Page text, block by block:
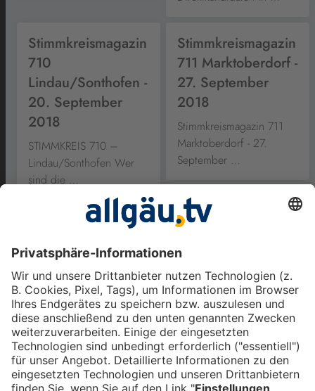
Stimmkreismagazin
710
Lindau/Sonthofen -
20. September
2018
STIMMKREIS 710 –
Lindau/Sonthofen Wer
sind die …
Stimmkreismagazin
711 Marktoberdorf -
27. September
2018
Stimmkreismagazin 711
Marktoberdorf - 27.
September …
Stimmkreismagazin
708 Kaufbeuren -
11. Oktober 2018
Stimmkreismagazin 708
Kaufbeuren - 11. Oktober
2018 STIMMKREIS 708 …
Entweder - oder?